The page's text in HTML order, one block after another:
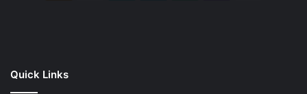
Quick Links